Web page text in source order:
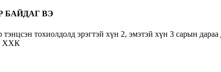
БАЙДАГ ВЭ
тохиолдолд эрэгтэй хүн 2, эмэтэй хүн 3 сарын